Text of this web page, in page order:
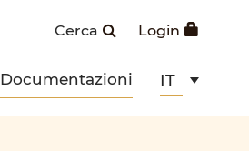
Login
Cerca
Documentazioni IT